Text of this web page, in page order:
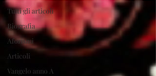
Tutti gli articoli
Biografia
Aforismi
Articoli
Vangelo anno A